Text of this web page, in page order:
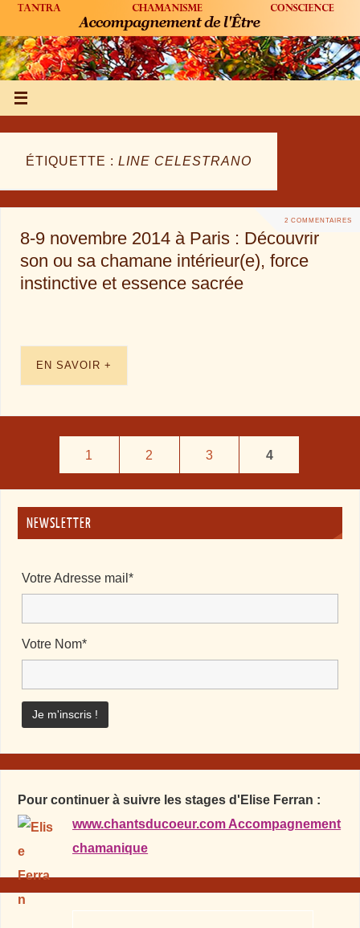
ÉTIQUETTE : LINE CELESTRANO
2 COMMENTAIRES
8-9 novembre 2014 à Paris : Découvrir
son ou sa chamane intérieur(e), force
instinctive et essence sacrée
EN SAVOIR +
1 2 3 4
NEWSLETTER
Votre Adresse mail*
Votre Nom*
Pour continuer à suivre les stages d'Elise Ferran :
www.chantsducoeur.com Accompagnement
chamanique